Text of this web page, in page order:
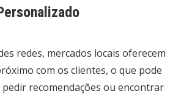
redes, mercados locais oferecem
com os clientes, o que pode
recomendações ou encontrar